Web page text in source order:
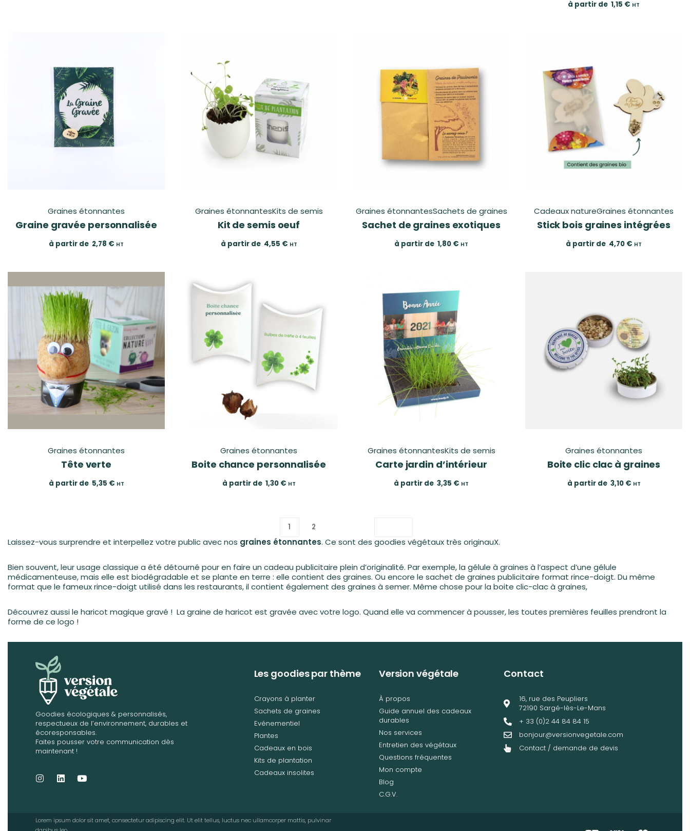
à partir de 1,15 € HT
Graines étonnantes
Graine gravée personnalisée
à partir de 2,78 € HT
Graines étonnantesKits de semis
Kit de semis oeuf
à partir de 4,55 € HT
Graines étonnantesSachets de graines
Sachet de graines exotiques
à partir de 1,80 € HT
Cadeaux natureGraines étonnantes
Stick bois graines intégrées
à partir de 4,70 € HT
Graines étonnantes
Tête verte
à partir de 5,35 € HT
Graines étonnantes
Boite chance personnalisée
à partir de 1,30 € HT
Graines étonnantesKits de semis
Carte jardin d’intérieur
à partir de 3,35 € HT
Graines étonnantes
Boite clic clac à graines
à partir de 3,10 € HT
1 2
Laissez-vous surprendre et interpellez votre public avec nos graines étonnantes. Ce sont des goodies végétaux très originauX.
Bien souvent, leur usage classique a été détourné pour en faire un cadeau publicitaire plein d’originalité. Par exemple, la gélule à graines à l’aspect d’une gélule
médicamenteuse, mais elle est biodégradable et se plante en terre : elle contient des graines. Ou encore le sachet de graines publicitaire format rince-doigt. Du même
format que le fameux rince-doigt utilisé dans les restaurants, il contient également des graines à semer. Même chose pour la boite clic-clac à graines,
Découvrez aussi le haricot magique gravé ! La graine de haricot est gravée avec votre logo. Quand elle va commencer à pousser, les toutes premières feuilles prendront la
forme de ce logo !
Goodies écologiques & personnalisés,
respectueux de l’environnement, durables et
écoresponsables.
Faites pousser votre communication dès
maintenant !
Les goodies par thème
Crayons à planter
Sachets de graines
Evénementiel
Plantes
Cadeaux en bois
Kits de plantation
Cadeaux insolites
Version végétale
À propos
Guide annuel des cadeaux
durables
Nos services
Entretien des végétaux
Questions fréquentes
Mon compte
Blog
C.G.V.
Contact
16, rue des Peupliers
72190 Sargé-lès-Le-Mans
+ 33 (0)2 44 84 84 15
bonjour@versionvegetale.com
Contact / demande de devis
Lorem ipsum dolor sit amet, consectetur adipiscing elit. Ut elit tellus, luctus nec ullamcorper mattis, pulvinar